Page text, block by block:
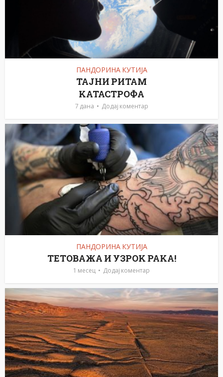
ПАНДОРИНА КУТИЈА
ТАЈНИ РИТАМ
KАТАСТРОФА
7 дана Додај коментар
ПАНДОРИНА КУТИЈА
ТЕТОВАЖА И УЗРОK РАKА!
1 месец Додај коментар